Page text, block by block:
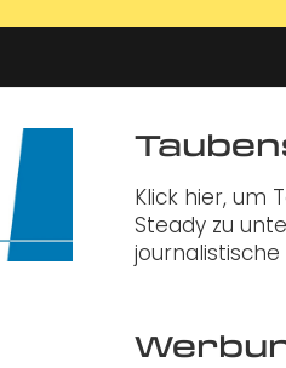
Klick hier, um
Steady zu